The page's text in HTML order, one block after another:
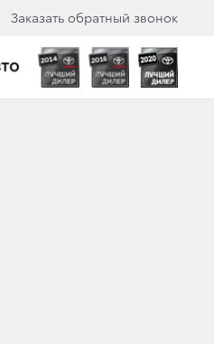
Заказать обратный звонок